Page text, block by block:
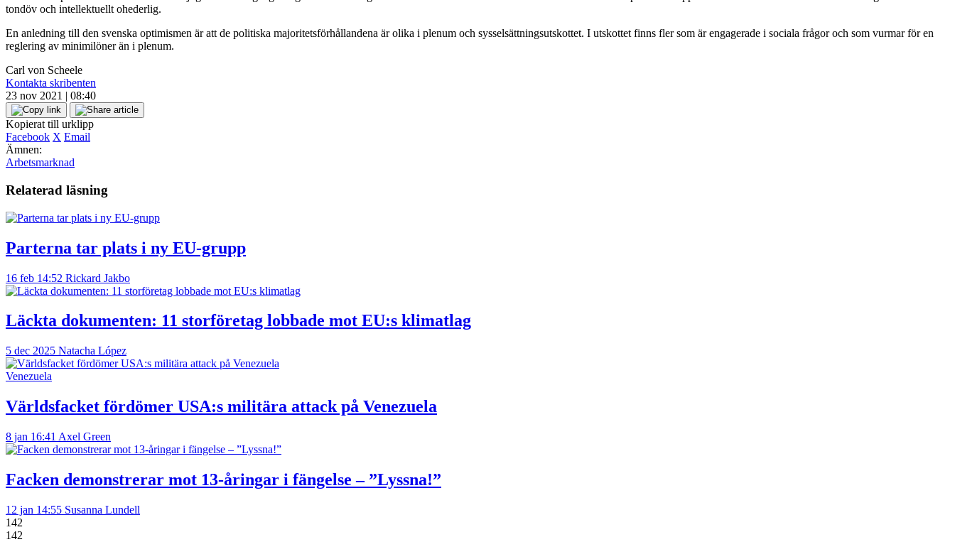
tondöv och intellektuellt ohederlig.
En anledning till den svenska optimismen är att de politiska majoritetsförhållandena är olika i plenum och sysselsättningsutskottet. I utskottet finns fler som är engagerade i sociala frågor och som vurmar för en
reglering av minimilöner än i plenum.
Carl von Scheele
Kontakta skribenten
23 nov 2021 | 08:40
Kopierat till urklipp
Facebook X Email
Ämnen:
Arbetsmarknad
Relaterad läsning
Parterna tar plats i ny EU-grupp
16 feb 14:52 Rickard Jakbo
Läckta dokumenten: 11 storföretag lobbade mot EU:s klimatlag
5 dec 2025 Natacha López
Venezuela
Världsfacket fördömer USA:s militära attack på Venezuela
8 jan 16:41 Axel Green
Facken demonstrerar mot 13-åringar i fängelse – ”Lyssna!”
12 jan 14:55 Susanna Lundell
142
142